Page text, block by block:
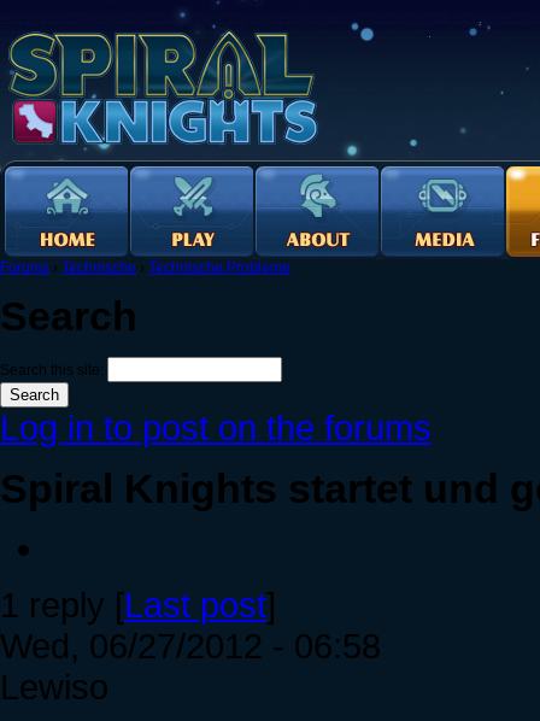
Forums › Technische › Technische Probleme
Search
Search this site:
Log in to post on the forums
Spiral Knights startet und
1 reply [Last post]
Wed, 06/27/2012 - 06:58
Lewiso